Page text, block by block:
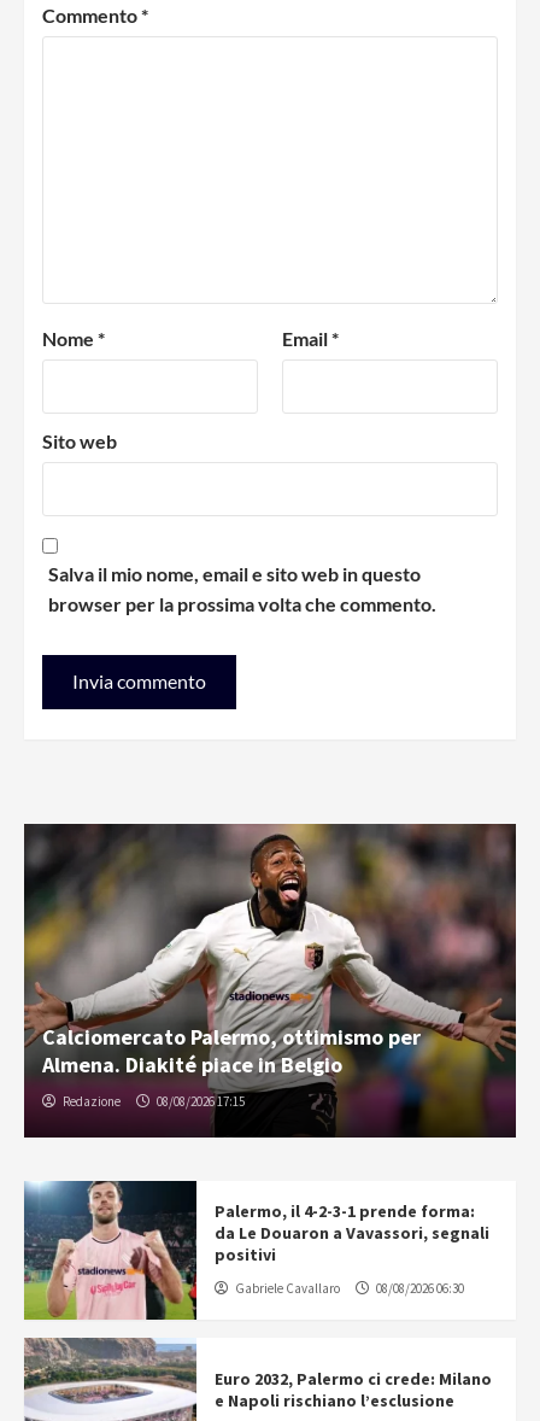
Commento*
Nome * Email*
Sito web
Salva il mio nome, email e sito web in questo
browser per la prossima volta che commento.
Calciomercato Palermo, ottimismo per
Almena. Diakité piace in Belgio
Redazione 08/08/2026 17:15
Palermo, il 4-2-3-1 prende forma:
da Le Douaron a Vavassori, segnali
positivi
Gabriele Cavallaro 08/08/2026 06:30
Euro 2032, Palermo ci crede: Milano
e Napoli rischiano l’esclusione